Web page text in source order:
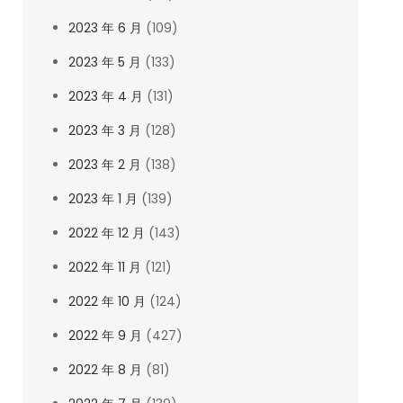
2023 年 6 月 (109)
2023 年 5 月 (133)
2023 年 4 月 (131)
2023 年 3 月 (128)
2023 年 2 月 (138)
2023 年 1 月 (139)
2022 年 12 月 (143)
2022 年 11 月 (121)
2022 年 10 月 (124)
2022 年 9 月 (427)
2022 年 8 月 (81)